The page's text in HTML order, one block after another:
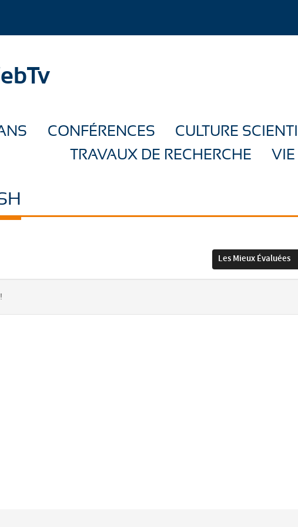
CONFÉRENCES CULTURE
TRAVAUX DE RECHERCHE
VIE
Les Mieux Évaluées